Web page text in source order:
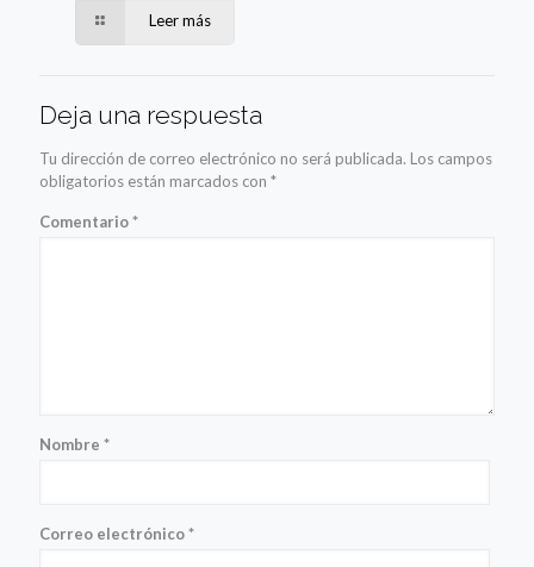
Leer más
Deja una respuesta
Tu dirección de correo electrónico no será publicada. Los campos
obligatorios están marcados con *
Comentario*
Nombre *
Correo electrónico*